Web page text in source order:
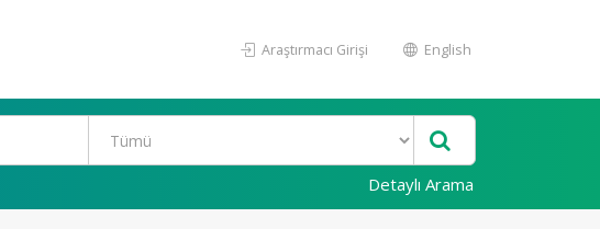
Araştırmacı Girişi English
Detaylı Arama